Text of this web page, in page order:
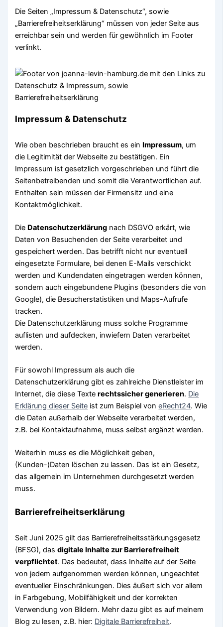
Die Seiten „Impressum & Datenschutz“, sowie
„Barrierefreiheitserklärung“ müssen von jeder Seite aus
erreichbar sein und werden für gewöhnlich im Footer
verlinkt.
Impressum & Datenschutz
Wie oben beschrieben braucht es ein Impressum, um
die Legitimität der Webseite zu bestätigen. Ein
Impressum ist gesetzlich vorgeschrieben und führt die
Seitenbetreibenden und somit die Verantwortlichen auf.
Enthalten sein müssen der Firmensitz und eine
Kontaktmöglichkeit.
Die Datenschutzerklärung nach DSGVO erkärt, wie
Daten von Besuchenden der Seite verarbeitet und
gespeichert werden. Das betrifft nicht nur eventuell
eingesetzte Formulare, bei denen E-Mails verschickt
werden und Kundendaten eingetragen werden können,
sondern auch eingebundene Plugins (besonders die von
Google), die Besucherstatistiken und Maps-Aufrufe
tracken.
Die Datenschutzerklärung muss solche Programme
auflisten und aufdecken, inwiefern Daten verarbeitet
werden.
Für sowohl Impressum als auch die
Datenschutzerklärung gibt es zahlreiche Dienstleister im
Internet, die diese Texterechtssicher generieren. Die
Erklärung dieser Seite ist zum Beispiel voneRecht24. Wie
die Daten außerhalb der Webseite verarbeitet werden,
z.B. bei Kontaktaufnahme, muss selbst ergänzt werden.
Weiterhin muss es die Möglichkeit geben,
(Kunden-)Daten löschen zu lassen. Das ist ein Gesetz,
das allgemein im Unternehmen durchgesetzt werden
muss.
Barrierefreiheitserklärung
Seit Juni 2025 gilt das Barrierefreiheitsstärkungsgesetz
(BFSG), dasdigitale Inhalte zur Barrierefreiheit
verpflichtet. Das bedeutet, dass Inhalte auf der Seite
von jedem aufgenommen werden können, ungeachtet
eventueller Einschränkungen. Dies äußert sich vor allem
in Farbgebung, Mobilfähigkeit und der korrekten
Verwendung von Bildern. Mehr dazu gibt es auf meinem
Blog zu lesen, z.B. hier: Digitale Barrierefreiheit.